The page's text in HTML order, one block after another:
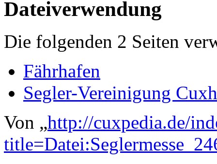
Dateiverwendung
Die folgenden 2 Seiten
Fährhafen
Segler-Vereinigung
Von „http://cuxpedia.de/